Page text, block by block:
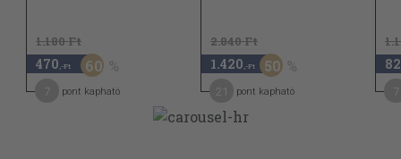
1.180 Ft
470 ,-Ft 60
pont kapható
2.840 Ft
1.420 ,-Ft 50
pont kapható